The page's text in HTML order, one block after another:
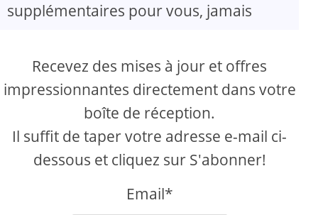
supplémentaires pour vous, jamais
Recevez des mises à jour et offres
impressionnantes directement dans votre
boîte de réception.
Il suffit de taper votre adresse e-mail ci-
dessous et cliquez sur S'abonner!
Email*